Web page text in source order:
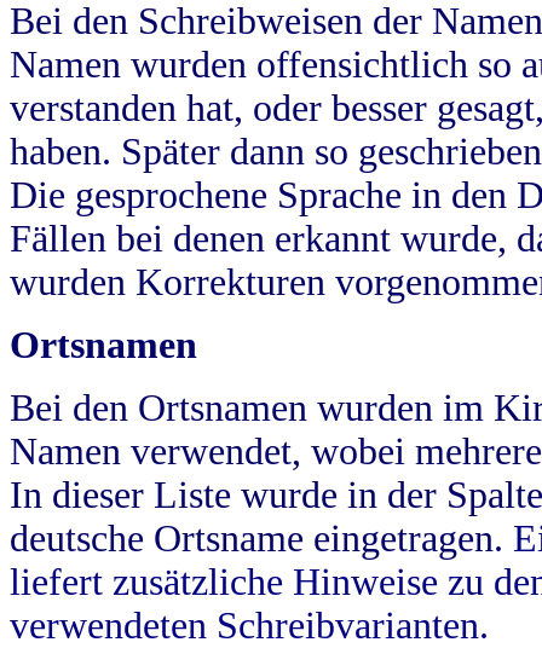
Bei den Schreibweisen der
Namen wurden offensichtlich so
verstanden hat, oder besser
haben. Später dann so
Die gesprochene Sprache in
Fällen bei denen erkannt wurde,
wurden Korrekturen
Ortsnamen
Bei den Ortsnamen wurden im
Namen verwendet, wobei
In dieser Liste wurde in der
deutsche Ortsname eingetragen.
liefert zusätzliche Hinweise zu
verwendeten Schreibvarianten.